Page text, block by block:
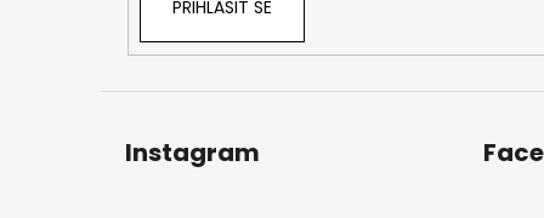
PŘIHLÁSIT SE
Instagram